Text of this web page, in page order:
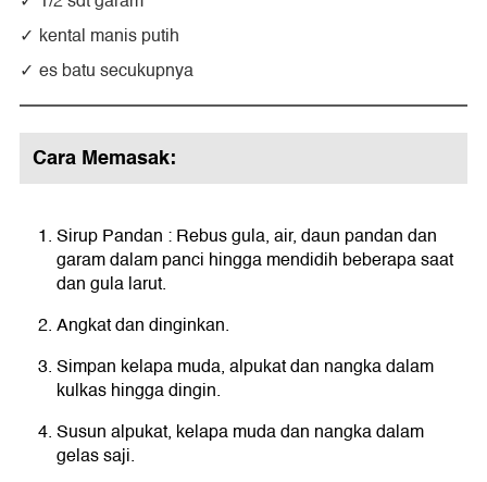
kental manis putih
es batu secukupnya
Cara Memasak:
Sirup Pandan : Rebus gula, air, daun pandan dan
garam dalam panci hingga mendidih beberapa saat
dan gula larut.
Angkat dan dinginkan.
Simpan kelapa muda, alpukat dan nangka dalam
kulkas hingga dingin.
Susun alpukat, kelapa muda dan nangka dalam
gelas saji.